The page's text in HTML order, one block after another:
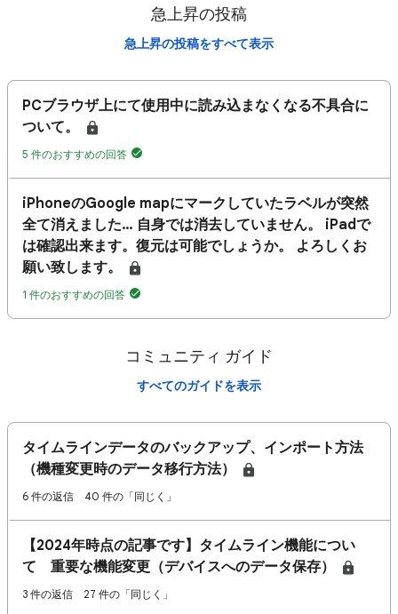
急上昇の投稿
急上昇の投稿をすべて表示
PCブラウザ上にて使用中に読み込まなくなる不具合に
ついて。
5 件のおすすめの回答
iPhoneのGoogle mapにマークしていたラベルが突然
全て消えました… 自身では消去していません。 iPadで
は確認出来ます。復元は可能でしょうか。 よろしくお
願い致します。
1 件のおすすめの回答
コミュニティ ガイド
すべてのガイドを表示
タイムラインデータのバックアップ、インポート方法
（機種変更時のデータ移行方法）
6 件の返信 40 件の「同じく」
【2024年時点の記事です】タイムライン機能につい
て 重要な機能変更（デバイスへのデータ保存）
3 件の返信 27 件の「同じく」